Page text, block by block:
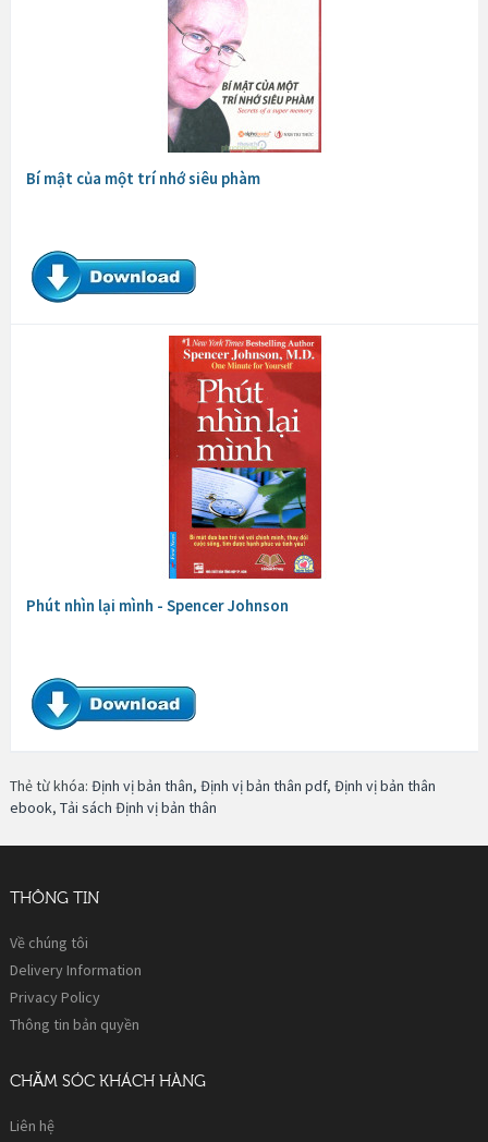
Bí mật của một trí nhớ siêu phàm
Phút nhìn lại mình - Spencer Johnson
Thẻ từ khóa: Định vị bản thân, Định vị bản thân pdf, Định vị bản thân
ebook, Tải sách Định vị bản thân
THÔNG TIN
Về chúng tôi
Delivery Information
Privacy Policy
Thông tin bản quyền
CHĂM SÓC KHÁCH HÀNG
Liên hệ